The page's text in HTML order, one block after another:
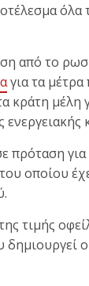
από το
για τα μέτρα
κράτη μέλη
ενεργειακής
για
οποίου
τιμής